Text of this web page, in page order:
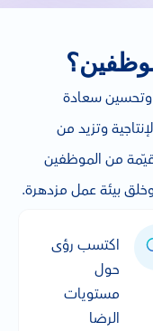
سعادة
وتزيد من
من الموظفين
وخلق بيئة عمل مزدهرة.
اكتسب رؤى
حول
مستويات
الرضا